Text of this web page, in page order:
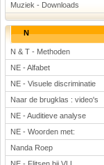
Muziek - Downloads
N
N & T - Methoden
NE - Alfabet
NE - Visuele discriminatie
Naar de brugklas : video's
NE - Auditieve analyse
NE - Woorden met:
Nanda Roep